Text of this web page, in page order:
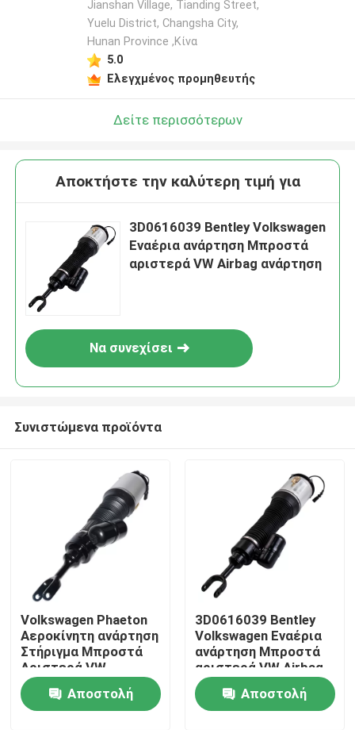
Σπίτι
Προϊόντα
Jianshan Village, Tianding Street,
Yuelu District, Changsha City,
Hunan Province ,Κίνα
5.0
Ελεγχμένος προμηθευτής
Δείτε περισσότερων
Αποκτήστε την καλύτερη τιμή για
3D0616039 Bentley Volkswagen
Εναέρια ανάρτηση Μπροστά
αριστερά VW Airbag ανάρτηση
Να συνεχίσει
Συνιστώμενα προϊόντα
Volkswagen Phaeton
Αεροκίνητη ανάρτηση
Στήριγμα Μπροστά
Αριστερά VW
Αεροκίνητη ανάρτηση
3D0616039AA
Αποστολή
3D0616039 Bentley
Volkswagen Εναέρια
ανάρτηση Μπροστά
αριστερά VW Airbag
ανάρτηση
Αποστολή